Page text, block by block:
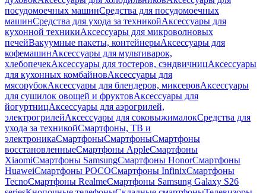
посудомоечных машинСредства для посудомоечных
машинСредства для ухода за техникойАксессуары для
кухонной техникиАксессуары для микроволновых
печейВакуумные пакеты, контейнерыАксессуары для
кофемашинАксессуары для мультиварок,
хлебопечекАксессуары для тостеров, сэндвичницАксессуары
для кухонных комбайновАксессуары для
мясорубокАксессуары для блендеров, миксеровАксессуары
для сушилок овощей и фруктовАксессуары для
йогуртницАксессуары для аэрогрилей,
электрогрилейАксессуары для соковыжималокСредства для
ухода за техникойСмартфоны, ТВ и
электроникаСмартфоныСмартфоныСмартфоны
восстановленныеСмартфоны AppleСмартфоны
XiaomiСмартфоны SamsungСмартфоны HonorСмартфоны
HuaweiСмартфоны POCOСмартфоны InfinixСмартфоны
TecnoСмартфоны RealmeСмартфоны Samsung Galaxy S26